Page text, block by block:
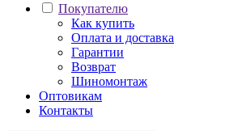
Покупателю
Как купить
Оплата и доставка
Гарантии
Возврат
Шиномонтаж
Оптовикам
Контакты